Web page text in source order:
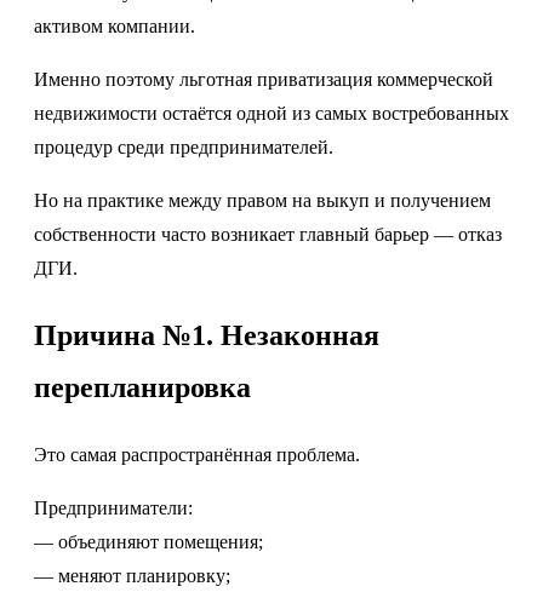
активом компании.
Именно поэтому льготная приватизация коммерческой
недвижимости остаётся одной из самых востребованных
процедур среди предпринимателей.
Но на практике между правом на выкуп и получением
собственности часто возникает главный барьер — отказ
ДГИ.
Причина №1. Незаконная
перепланировка
Это самая распространённая проблема.
Предприниматели:
— объединяют помещения;
— меняют планировку;